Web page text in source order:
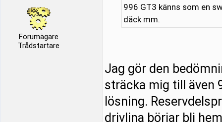
Forumägare
Trådstartare
996 GT3 känns som en
däck mm.
Jag gör den
sträcka mig till även
lösning.
drivlina börjar bli